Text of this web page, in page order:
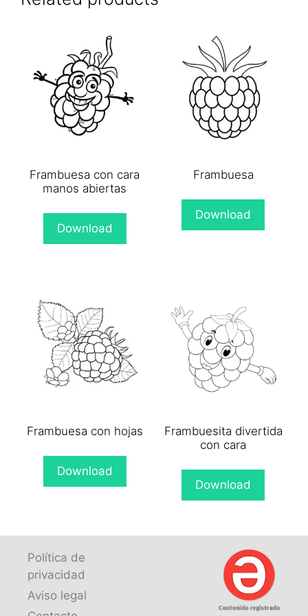
Frambuesa con cara
manos abiertas
Download
Frambuesa
Download
Frambuesa con hojas
Download
Frambuesita divertida
con cara
Download
Política de
privacidad
Aviso legal